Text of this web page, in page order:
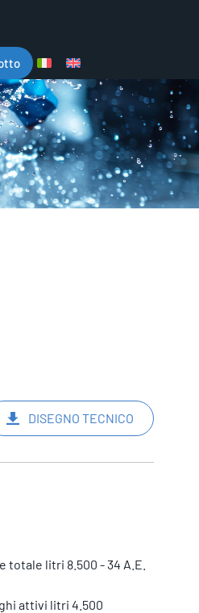
DISEGNO TECNICO
litri 8.500 - 34 A.E.
attivi litri 4.500